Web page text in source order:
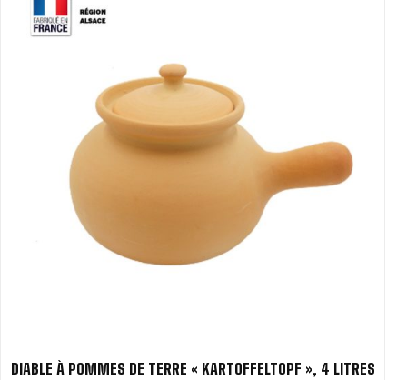
DIABLE À POMMES DE TERRE « KARTOFFELTOPF », 4 LITRES